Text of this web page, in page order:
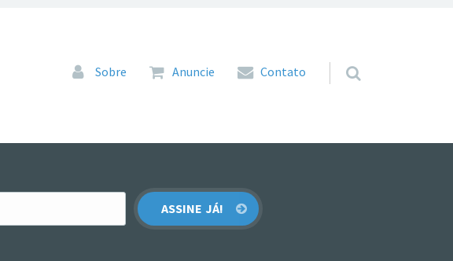
Pular para o conteúdo
Sobre Anuncie Contato